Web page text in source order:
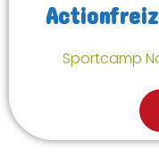
Sportcamp